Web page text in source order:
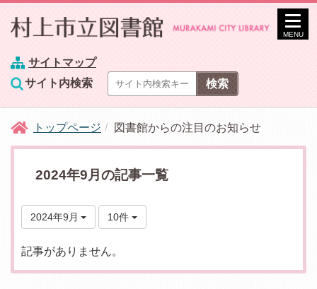
サイトマップ
サイト内検索
MENU
トップページ 図書館からの注目のお知らせ
2024年9月の記事一覧
2024年9月 10件
記事がありません。